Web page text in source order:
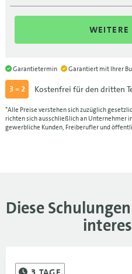
Garantietermin Garantiert mit Ihrer
3 = 2 Kostenfrei für den dritten
*Alle Preise verstehen sich zuzüglich
richten sich ausschließlich an Unternehmer
gewerbliche Kunden, Freiberufler und
Diese